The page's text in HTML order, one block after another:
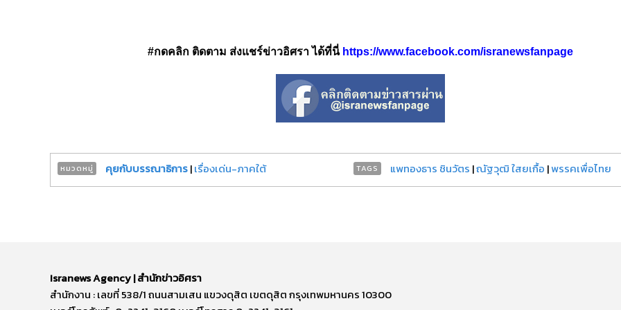
#กดคลิก ติดตาม ส่งแชร์ข่าวอิศรา ได้ที่นี่ https://www.facebook.com/isranewsfanpage
หมวดหมู่ คุยกับบรรณาธิการ|เรื่องเด่น-ภาคใต้ TAGS แพทองธาร ชินวัตร |ณัฐวุฒิ ใสยเกื้อ |พรรคเพื่อไทย
Isranews Agency | สำนักข่าวอิศรา
สำนักงาน : เลขที่ 538/1 ถนนสามเสน แขวงดุสิต เขตดุสิต กรุงเทพมหานคร 10300